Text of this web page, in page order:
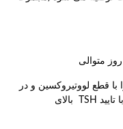
متوالی
قطع لووتیروکسین و در
صورت لزوم تزریق تیروژن آمادگی بدهید و با تایید TSH بالای